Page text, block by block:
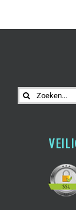
Zoeken
naar: